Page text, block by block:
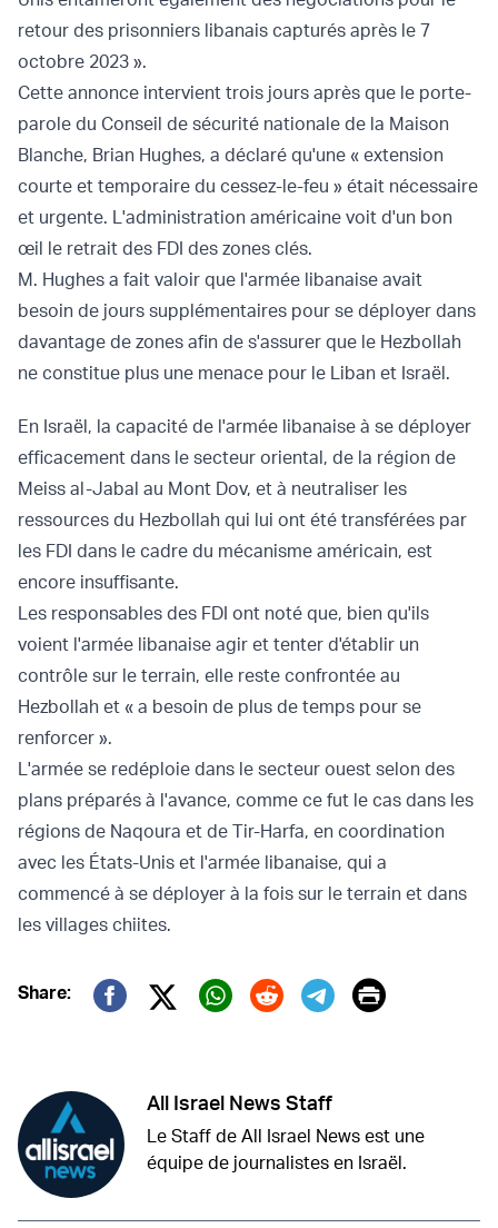
retour des prisonniers libanais capturés après le 7
octobre 2023 ».
Cette annonce intervient trois jours après que le porte-
parole du Conseil de sécurité nationale de la Maison
Blanche, Brian Hughes, a déclaré qu'une « extension
courte et temporaire du cessez-le-feu » était nécessaire
et urgente. L'administration américaine voit d'un bon
œil le retrait des FDI des zones clés.
M. Hughes a fait valoir que l'armée libanaise avait
besoin de jours supplémentaires pour se déployer dans
davantage de zones afin de s'assurer que le Hezbollah
ne constitue plus une menace pour le Liban et Israël.
En Israël, la capacité de l'armée libanaise à se déployer
efficacement dans le secteur oriental, de la région de
Meiss al-Jabal au Mont Dov, et à neutraliser les
ressources du Hezbollah qui lui ont été transférées par
les FDI dans le cadre du mécanisme américain, est
encore insuffisante.
Les responsables des FDI ont noté que, bien qu'ils
voient l'armée libanaise agir et tenter d'établir un
contrôle sur le terrain, elle reste confrontée au
Hezbollah et « a besoin de plus de temps pour se
renforcer ».
L'armée se redéploie dans le secteur ouest selon des
plans préparés à l'avance, comme ce fut le cas dans les
régions de Naqoura et de Tir-Harfa, en coordination
avec les États-Unis et l'armée libanaise, qui a
commencé à se déployer à la fois sur le terrain et dans
les villages chiites.
Share:
Twitter (X)
Print
All Israel News Staff
Le Staff de All Israel News est une
équipe de journalistes en Israël.